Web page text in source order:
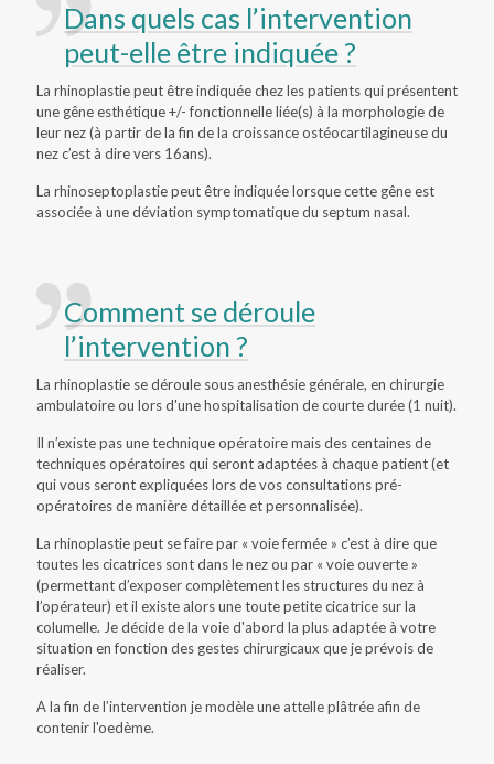
Dans quels cas l’intervention
peut-elle être indiquée ?
La rhinoplastie peut être indiquée chez les patients qui présentent
une gêne esthétique +/- fonctionnelle liée(s) à la morphologie de
leur nez (à partir de la fin de la croissance ostéocartilagineuse du
nez c’est à dire vers 16ans).
La rhinoseptoplastie peut être indiquée lorsque cette gêne est
associée à une déviation symptomatique du septum nasal.
Comment se déroule
l’intervention ?
La rhinoplastie se déroule sous anesthésie générale, en chirurgie
ambulatoire ou lors d'une hospitalisation de courte durée (1 nuit).
Il n’existe pas une technique opératoire mais des centaines de
techniques opératoires qui seront adaptées à chaque patient (et
qui vous seront expliquées lors de vos consultations pré-
opératoires de manière détaillée et personnalisée).
La rhinoplastie peut se faire par « voie fermée » c’est à dire que
toutes les cicatrices sont dans le nez ou par « voie ouverte »
(permettant d’exposer complètement les structures du nez à
l’opérateur) et il existe alors une toute petite cicatrice sur la
columelle. Je décide de la voie d'abord la plus adaptée à votre
situation en fonction des gestes chirurgicaux que je prévois de
réaliser.
A la fin de l’intervention je modèle une attelle plâtrée afin de
contenir l'oedème.